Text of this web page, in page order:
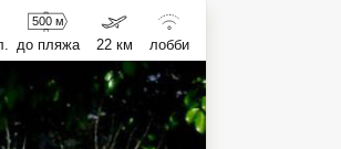
500 м
до пляжа 22 км лобби